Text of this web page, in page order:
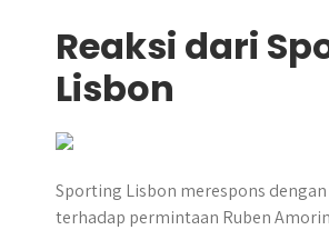
Reaksi dari
Lisbon
Sporting Lisbon merespons
terhadap permintaan Ruben